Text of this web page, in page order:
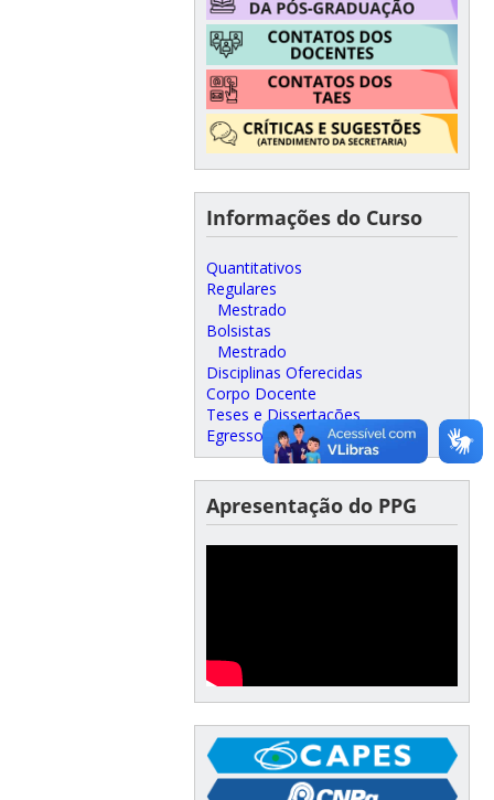
Informações do Curso
Quantitativos
Regulares
Mestrado
Bolsistas
Mestrado
Disciplinas Oferecidas
Corpo Docente
Teses e Dissertações
Egressos
Apresentação do PPG